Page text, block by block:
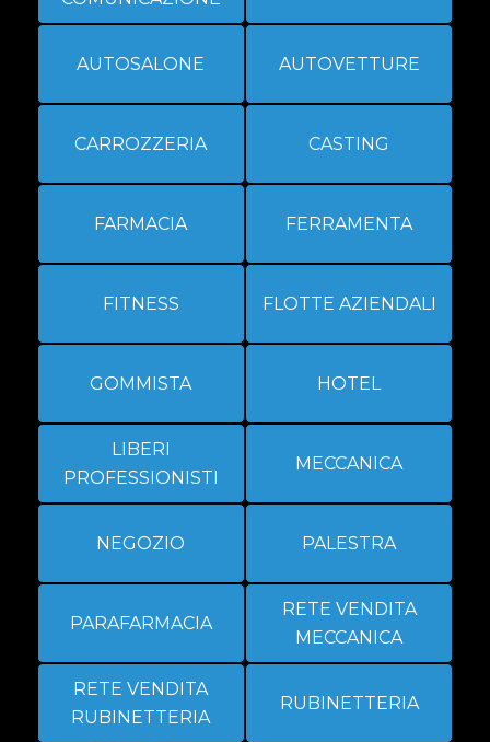
AUTOSALONE AUTOVETTURE
CARROZZERIA CASTING
FARMACIA FERRAMENTA
FITNESS FLOTTE AZIENDALI
GOMMISTA HOTEL
LIBERI
PROFESSIONISTI
MECCANICA
NEGOZIO PALESTRA
PARAFARMACIA
RETE VENDITA
MECCANICA
RETE VENDITA
RUBINETTERIA
RUBINETTERIA